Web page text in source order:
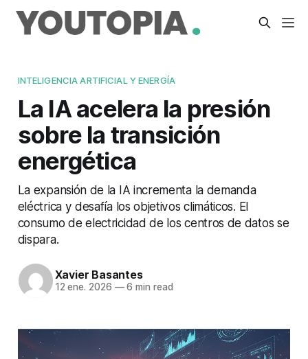
INTELIGENCIA ARTIFICIAL Y ENERGÍA
La IA acelera la presión
sobre la transición
energética
La expansión de la IA incrementa la demanda
eléctrica y desafía los objetivos climáticos. El
consumo de electricidad de los centros de datos se
dispara.
Xavier Basantes
12 ene. 2026 —6 min read